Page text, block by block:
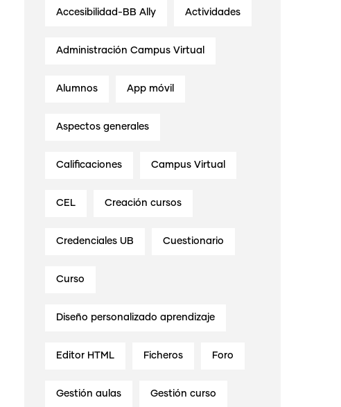
Accesibilidad-BB Ally Actividades
Administración Campus Virtual
Alumnos App móvil
Aspectos generales
Calificaciones Campus Virtual
CEL Creación cursos
Credenciales UB Cuestionario
Curso
Diseño personalizado aprendizaje
Editor HTML Ficheros Foro
Gestión aulas Gestión curso